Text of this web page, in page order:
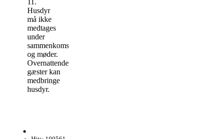
11.
Husdyr
må ikke
medtages
under
sammenkomster
og møder.
Overnattende
gæster kan
medbringe
husdyr.